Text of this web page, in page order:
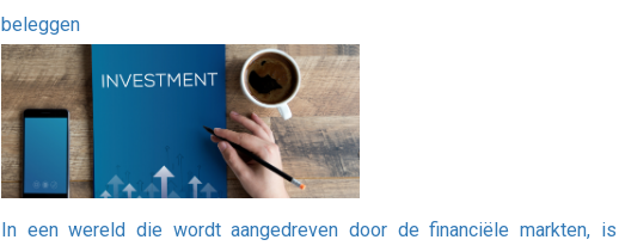
beleggen
In een wereld die wordt aangedreven door de financiële markten,